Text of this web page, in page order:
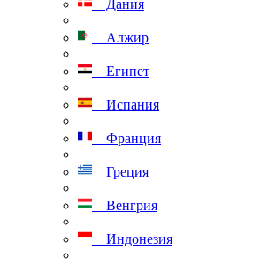
Дания
Алжир
Египет
Испания
Франция
Греция
Венгрия
Индонезия